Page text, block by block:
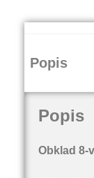
Popis
Popis
Obklad 8-